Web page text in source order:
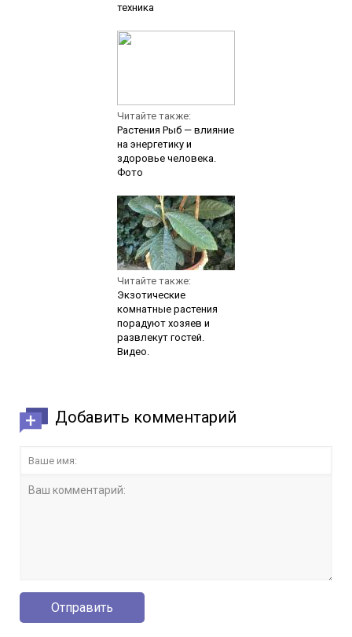
техника
Читайте также:
Растения Рыб — влияние
на энергетику и
здоровье человека.
Фото
Читайте также:
Экзотические
комнатные растения
порадуют хозяев и
развлекут гостей.
Видео.
Добавить комментарий